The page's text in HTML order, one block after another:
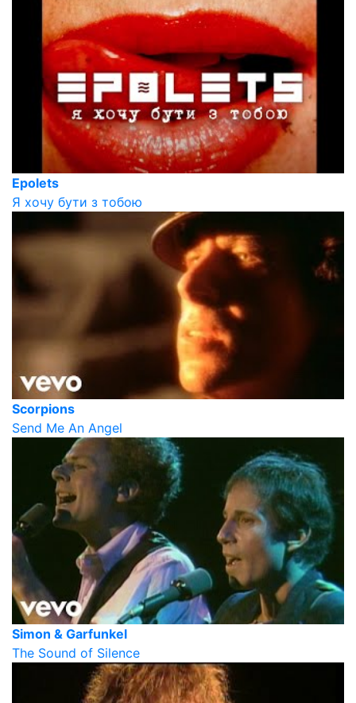
Epolets
Я хочу бути з тобою
Scorpions
Send Me An Angel
Simon & Garfunkel
The Sound of Silence